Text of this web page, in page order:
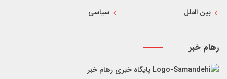
بین الملل
سیاسی
رهام خبر
پایگاه خبری رهام خبر